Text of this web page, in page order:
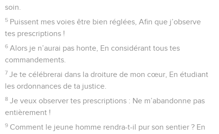
soin.
5 Puissent mes voies être bien réglées, Afin que j’observe
tes prescriptions !
6 Alors je n’aurai pas honte, En considérant tous tes
commandements.
7 Je te célébrerai dans la droiture de mon cœur, En étudiant
les ordonnances de ta justice.
8 Je veux observer tes prescriptions : Ne m’abandonne pas
entièrement !
9 Comment le jeune homme rendra-t-il pur son sentier ? En